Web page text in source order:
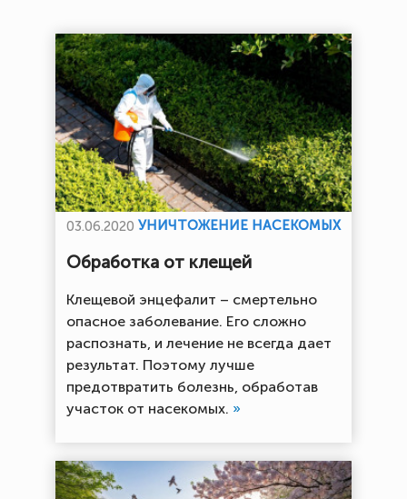
03.06.2020 УНИЧТОЖЕНИЕ НАСЕКОМЫХ
Обработка от клещей
Клещевой энцефалит – смертельно
опасное заболевание. Его сложно
распознать, и лечение не всегда дает
результат. Поэтому лучше
предотвратить болезнь, обработав
участок от насекомых. »